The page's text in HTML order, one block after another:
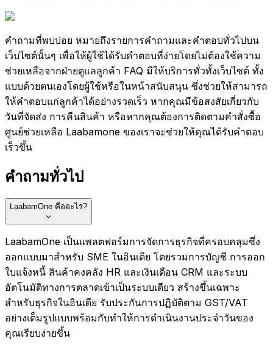
คำถามที่พบบ่อย หมายถึงรายการคำถามและคำตอบทั่วไปบน
เว็บไซต์นั้นๆ เพื่อให้ผู้ใช้ได้รับคำตอบที่ง่ายโดยไม่ต้องใช้ความ
ช่วยเหลือจากฝ่ายดูแลลูกค้า FAQ มีให้บริการทั่วทั้งเว็บไซต์ ทั้ง
แบบด้วยตนเองโดยผู้ใช้หรือในหน้าสนับสนุน ซึ่งช่วยให้สามารถ
ให้คำตอบแก่ลูกค้าได้อย่างรวดเร็ว หากคุณมีข้อสงสัยเกี่ยวกับ
วันที่จัดส่ง การคืนสินค้า หรือหากคุณต้องการติดตามคำสั่งซื้อ
ศูนย์ช่วยเหลือ Laabamone ของเราจะช่วยให้คุณได้รับคำตอบ
เร็วขึ้น
คำถามทั่วไป
LaabamOne คืออะไร?
LaabamOne เป็นแพลตฟอร์มการจัดการธุรกิจที่ครอบคลุมซึ่ง
ออกแบบมาสำหรับ SME ในอินเดีย โดยรวมการบัญชี การออก
ใบแจ้งหนี้ สินค้าคงคลัง HR และเงินเดือน CRM และระบบ
อัตโนมัติทางการตลาดเข้าเป็นระบบเดียว สร้างขึ้นเฉพาะ
สำหรับธุรกิจในอินเดีย รับประกันการปฏิบัติตาม GST/VAT
อย่างเต็มรูปแบบพร้อมกับทำให้การดำเนินงานประจำวันของ
คุณเรียบง่ายขึ้น